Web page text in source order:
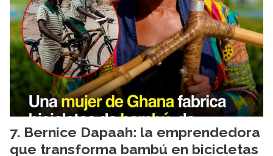
Bernice Dapaah: la emprendedora
que transforma bambú en bicicletas